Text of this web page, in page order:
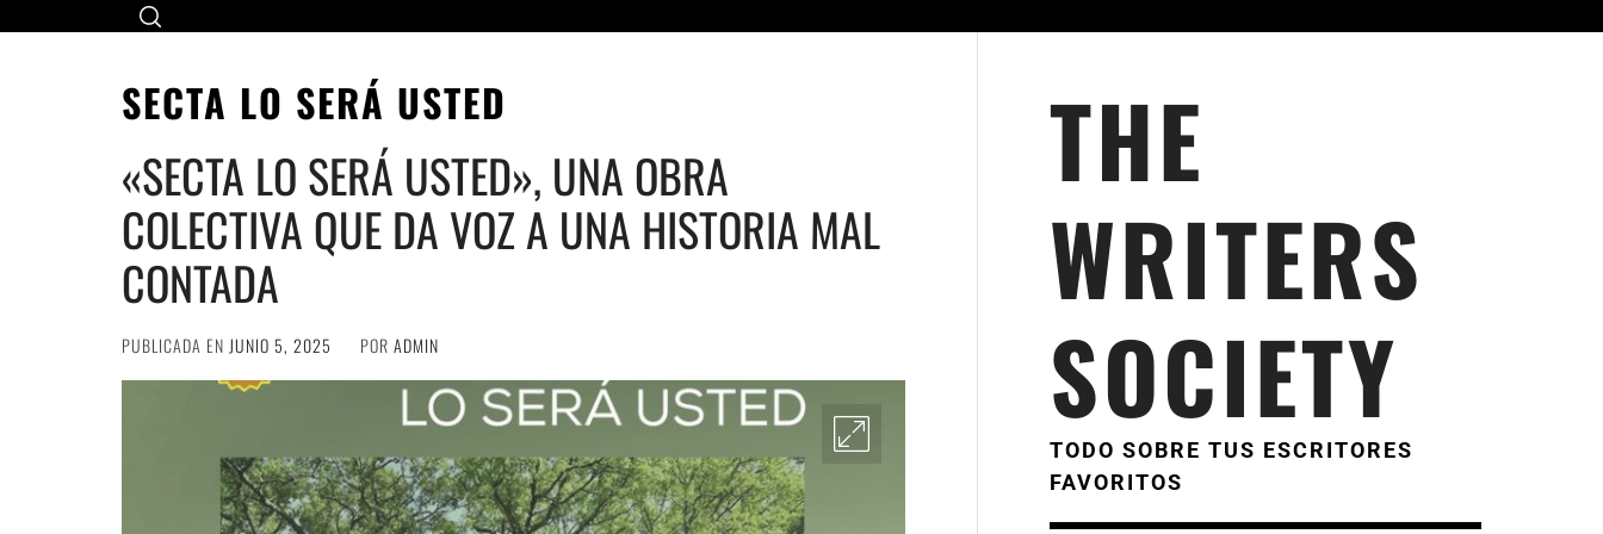
SECTA LO SERÁ USTED
«SECTA LO SERÁ USTED», UNA OBRA
COLECTIVA QUE DA VOZ A UNA HISTORIA MAL
CONTADA
PUBLICADA EN JUNIO 5, 2025 POR ADMIN
THE
WRITERS
SOCIETY
TODO SOBRE TUS ESCRITORES
FAVORITOS